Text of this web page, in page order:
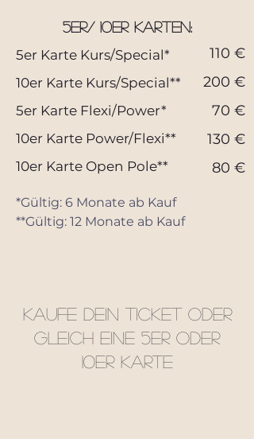
5er/ 10er Karten:
5er Karte Kurs/Special* 110 €
10er Karte Kurs/Special** 200 €
5er Karte Flexi/Power* 70 €
10er Karte Power/Flexi** 130 €
10er Karte Open Pole** 80 €
*Gültig: 6 Monate ab Kauf
**Gültig: 12 Monate ab Kauf
Kaufe dein Ticket oder
gleich eine 5er oder
10er Karte